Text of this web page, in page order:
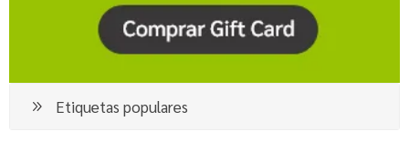
Etiquetas populares